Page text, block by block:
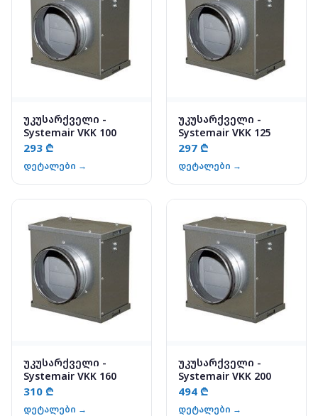
უკუსარქველი -
Systemair VKK 100
293 ₾
დეტალები →
უკუსარქველი -
Systemair VKK 125
297 ₾
დეტალები →
უკუსარქველი -
Systemair VKK 160
310 ₾
დეტალები →
უკუსარქველი -
Systemair VKK 200
494 ₾
დეტალები →